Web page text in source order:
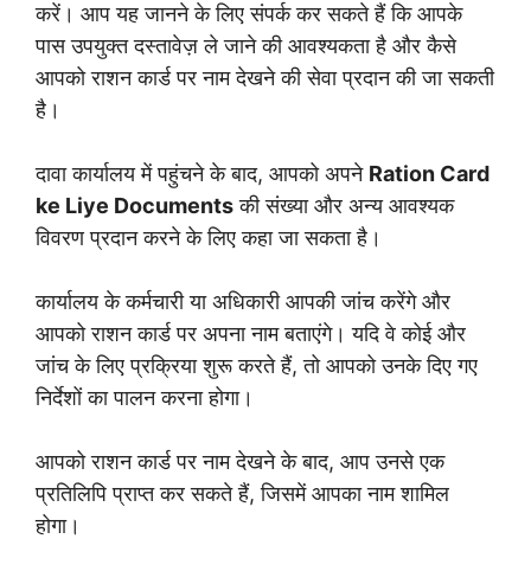
करें। आप यह जानने के लिए संपर्क कर सकते हैं कि आपके
पास उपयुक्त दस्तावेज़ ले जाने की आवश्यकता है और कैसे
आपको राशन कार्ड पर नाम देखने की सेवा प्रदान की जा सकती
है।
दावा कार्यालय में पहुंचने के बाद, आपको अपने Ration Card
ke Liye Documentsकी संख्या और अन्य आवश्यक
विवरण प्रदान करने के लिए कहा जा सकता है।
कार्यालय के कर्मचारी या अधिकारी आपकी जांच करेंगे और
आपको राशन कार्ड पर अपना नाम बताएंगे। यदि वे कोई और
जांच के लिए प्रक्रिया शुरू करते हैं, तो आपको उनके दिए गए
निर्देशों का पालन करना होगा।
आपको राशन कार्ड पर नाम देखने के बाद, आप उनसे एक
प्रतिलिपि प्राप्त कर सकते हैं, जिसमें आपका नाम शामिल
होगा।